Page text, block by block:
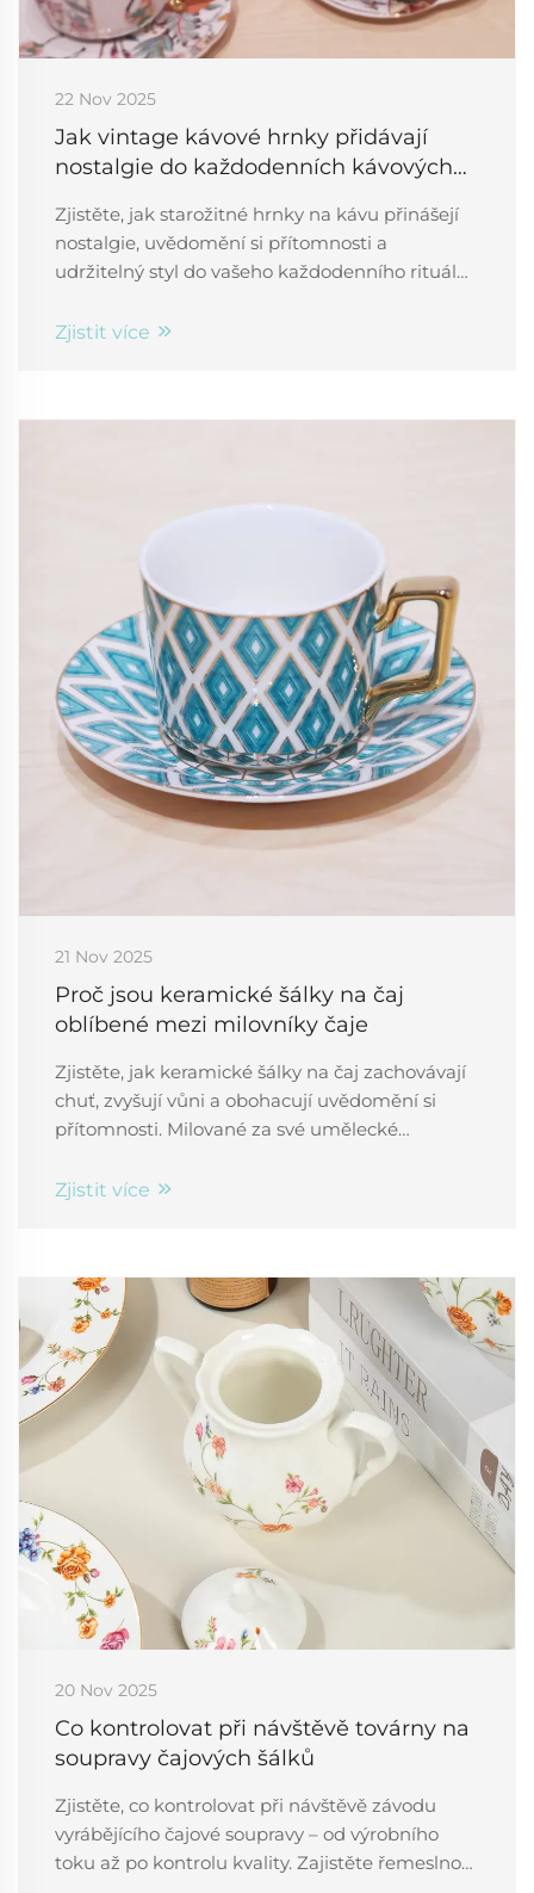
22 Nov 2025
Jak vintage kávové hrnky přidávají
nostalgie do každodenních kávových
Zjistěte, jak starožitné hrnky na kávu přinášejí
nostalgie, uvědomění si přítomnosti a
udržitelný styl do vašeho každodenního rituálu.
spojení ještě dnes.
Zjistit více
21 Nov 2025
Proč jsou keramické šálky na čaj
oblíbené mezi milovníky čaje
Zjistěte, jak keramické šálky na čaj zachovávají
chuť, zvyšují vůni a obohacují uvědomění si
přítomnosti. Milované za své umělecké
bezčasovou volbu nadšenců pro čaj.
Zjistit více
20 Nov 2025
Co kontrolovat při návštěvě továrny na
soupravy čajových šálků
Zjistěte, co kontrolovat při návštěvě závodu
vyrábějícího čajové soupravy – od výrobního
toku až po kontrolu kvality. Zajistěte řemeslnou